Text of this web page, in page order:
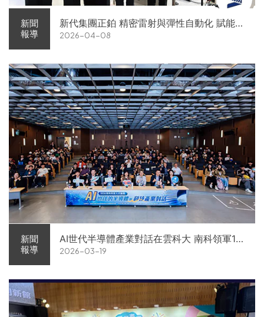
新聞
報導
新代集團正鉑 精密雷射與彈性自動化 賦能智
慧智造解方電子展亮相
2026-04-08
新聞
報導
AI世代半導體產業對話在雲科大 南科領軍11
家企業前進校園徵才
2026-03-19